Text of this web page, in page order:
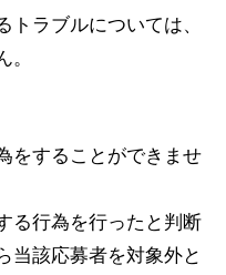
トラブルについては、
をすることができませ
る行為を行ったと判断
当該応募者を対象外と